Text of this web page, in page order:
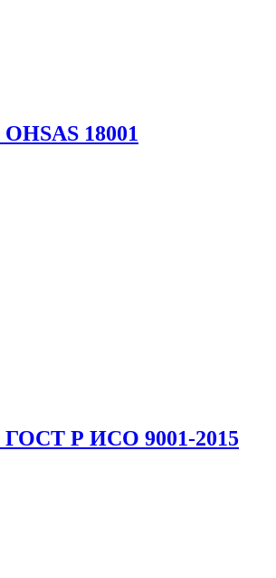
18001
ГОСТ Р ИСО 9001-2015